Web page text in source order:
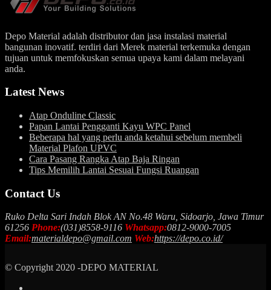
Depo Material adalah distributor dan jasa instalasi material
bangunan inovatif. terdiri dari Merek material terkemuka dengan
tujuan untuk memfokuskan semua upaya kami dalam melayani
anda.
Latest News
Atap Onduline Classic
Papan Lantai Pengganti Kayu WPC Panel
Beberapa hal yang perlu anda ketahui sebelum membeli
Material Plafon UPVC
Cara Pasang Rangka Atap Baja Ringan
Tips Memilih Lantai Sesuai Fungsi Ruangan
Contact Us
Ruko Delta Sari Indah Blok AN No.48 Waru, Sidoarjo, Jawa Timur
61256 Phone:(031)8558-9116 Whatsapp:0812-9000-7005
Email:materialdepo@gmail.com Web:https://depo.co.id/
© Copyright 2020 -DEPO MATERIAL